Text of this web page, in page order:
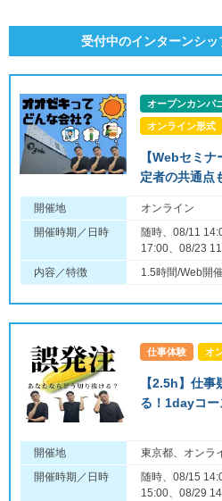
受付中のインターンシ
オープンカンパ
オンライン形式
【Webセミ
定者の共通点
開催地
オンライン
開催時期／日時
随時、08/11
17:00、08/23
内容／特徴
1.5時間/Web開
仕事体験 オ
【2.5h】仕
る！1dayコー
開催地
東京都、オンラ
開催時期／日時
随時、08/15
15:00、08/29